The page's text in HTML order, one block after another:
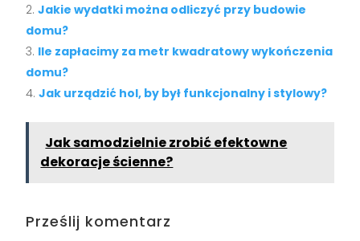
Jakie wydatki można odliczyć przy budowie
domu?
Ile zapłacimy za metr kwadratowy wykończenia
domu?
Jak urządzić hol, by był funkcjonalny i stylowy?
Jak samodzielnie zrobić efektowne
dekoracje ścienne?
Prześlij komentarz